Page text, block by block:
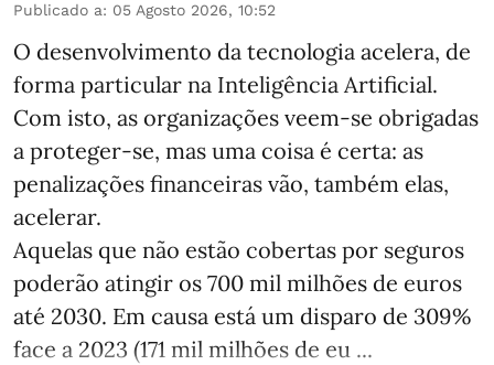
Publicado a: 05 Agosto 2026, 10:52
O desenvolvimento da tecnologia acelera, de
forma particular na Inteligência Artificial.
Com isto, as organizações veem-se obrigadas
a proteger-se, mas uma coisa é certa: as
penalizações financeiras vão, também elas,
acelerar.
Aquelas que não estão cobertas por seguros
poderão atingir os 700 mil milhões de euros
até 2030. Em causa está um disparo de 309%
face a 2023 (171 mil milhões de eu ...